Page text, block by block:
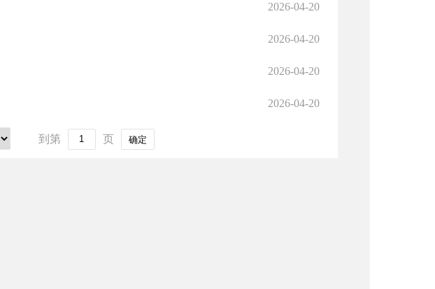
2026-04-20
2026-04-20
2026-04-20
2026-04-20
到第 页 确定